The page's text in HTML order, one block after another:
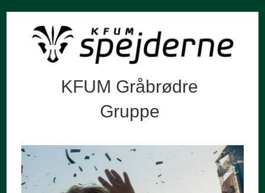
KFUM Gråbrødre
Gruppe